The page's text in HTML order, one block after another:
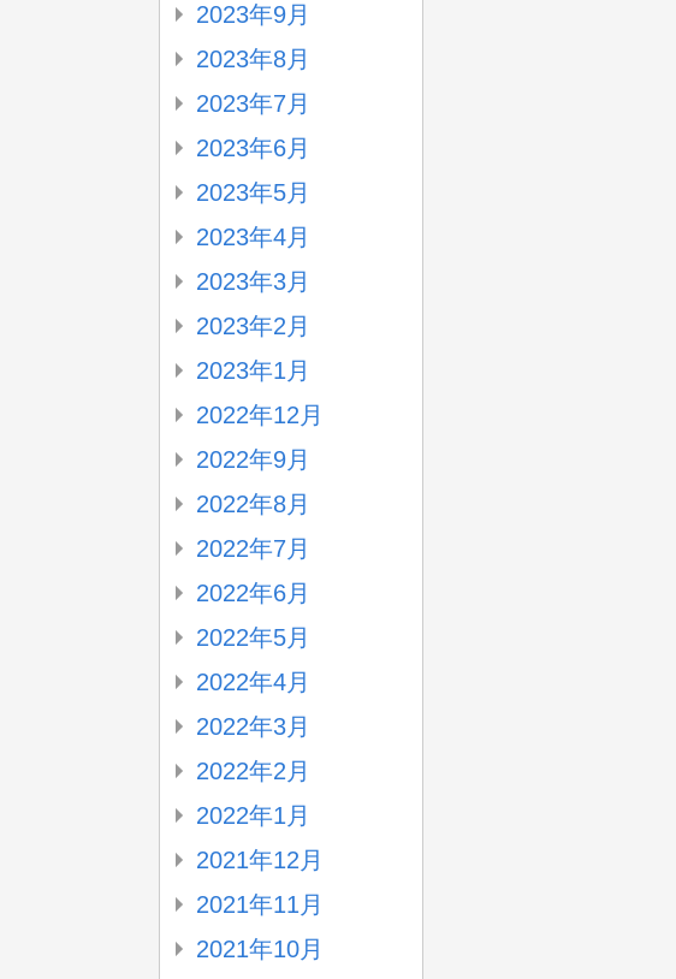
2023年9月
2023年8月
2023年7月
2023年6月
2023年5月
2023年4月
2023年3月
2023年2月
2023年1月
2022年12月
2022年9月
2022年8月
2022年7月
2022年6月
2022年5月
2022年4月
2022年3月
2022年2月
2022年1月
2021年12月
2021年11月
2021年10月